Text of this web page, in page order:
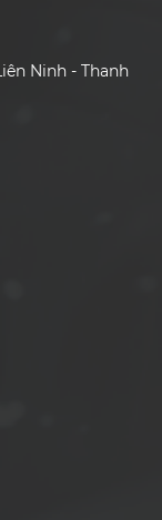
Ninh - Thanh